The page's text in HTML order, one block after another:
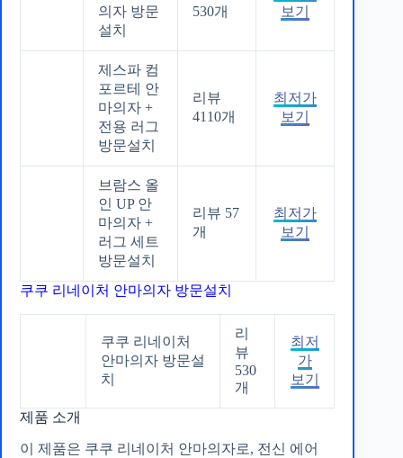
의자 방문
설치
530개
보기
제스파 컴
포르테 안
마의자 +
전용 러그
방문설치
리뷰
4110개
최저가
보기
브람스 올
인 UP 안
마의자 +
러그 세트
방문설치
리뷰 57
개
최저가
보기
쿠쿠 리네이처 안마의자 방문설치
쿠쿠 리네이처
안마의자 방문설
치
리
뷰
530
개
최저
가
보기
제품 소개
이 제품은 쿠쿠 리네이처 안마의자로, 전신 에어